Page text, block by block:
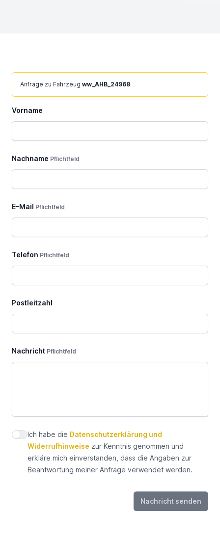
Feld
Anfrage zu Fahrzeug ww_AHB_24968.
Vorname
Nachname Pflichtfeld
E-Mail Pflichtfeld
Telefon Pflichtfeld
Postleitzahl
Nachricht Pflichtfeld
Datenschutz zustimmen
Ich habe die Datenschutzerklärung und
Widerrufhinweise zur Kenntnis genommen und
erkläre mich einverstanden, dass die Angaben zur
Beantwortung meiner Anfrage verwendet werden.